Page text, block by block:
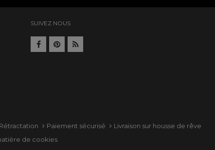
SUIVEZ NOUS
Paiement sécurisé
Livraison sur housse de rêve
de cookies